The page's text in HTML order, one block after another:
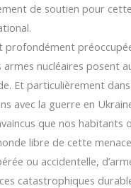
de soutien pour
profondément
armes nucléaires posent
Et particulièrement
avec la guerre en
que nos habitants
libre de cette
ou accidentelle,
catastrophiques